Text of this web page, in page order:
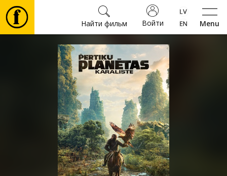
Menu
Войти
Найти фильм
Фильмы
Культура
Мероприятия
Новости